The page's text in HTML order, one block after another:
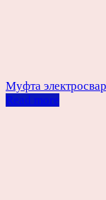
Муфта
Read more